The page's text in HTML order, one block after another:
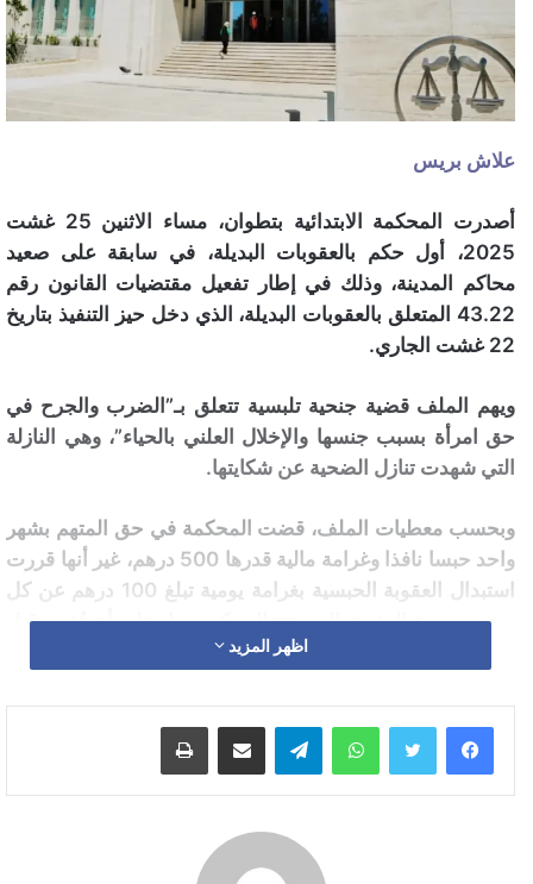
علاش بريس
أصدرت المحكمة الابتدائية بتطوان، مساء الاثنين 25 غشت
2025، أول حكم بالعقوبات البديلة، في سابقة على صعيد
محاكم المدينة، وذلك في إطار تفعيل مقتضيات القانون رقم
43.22 المتعلق بالعقوبات البديلة، الذي دخل حيز التنفيذ بتاريخ
22 غشت الجاري.
ويهم الملف قضية جنحية تلبسية تتعلق بـ”الضرب والجرح في
حق امرأة بسبب جنسها والإخلال العلني بالحياء”، وهي النازلة
التي شهدت تنازل الضحية عن شكايتها.
وبحسب معطيات الملف، قضت المحكمة في حق المتهم بشهر
واحد حبسا نافذا وغرامة مالية قدرها 500 درهم، غير أنها قررت
استبدال العقوبة الحبسية بغرامة يومية تبلغ 100 درهم عن كل
يوم من مدة العقوبة السجنية المحكوم بها، على أن تُؤدى قبل
كما شمل الحكم عقوبة إضافية تقضي بمنع المحكوم عليه من
الاتصال بالضحية أو الاقتراب منها أو من مكان تواجدها، أو
التواصل معها بأي وسيلة كانت، وذلك لمدة سنتين ابتداء من
ويعتبر هذا القرار القضائي الأول من نوعه على مستوى ابتدائية
اظهر المزيد
واتساب تيلقرام مشاركة عبر البريد طباعة